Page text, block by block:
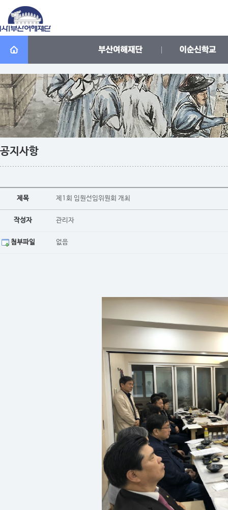
공지사항
제목 제1회 임원선임위원회 개최
작성자 관리자
첨부파일 없음